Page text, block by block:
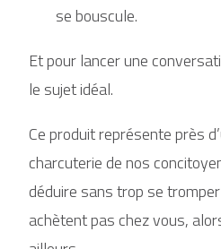
se bouscule.
Et pour lancer une
le sujet idéal.
Ce produit représente près
charcuterie de nos
déduire sans trop se
achètent pas chez vous,